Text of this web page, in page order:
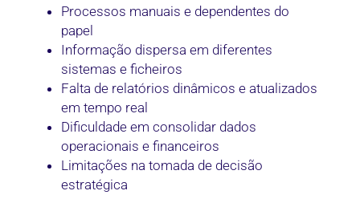
Processos manuais e dependentes do
papel
Informação dispersa em diferentes
sistemas e ficheiros
Falta de relatórios dinâmicos e atualizados
em tempo real
Dificuldade em consolidar dados
operacionais e financeiros
Limitações na tomada de decisão
estratégica